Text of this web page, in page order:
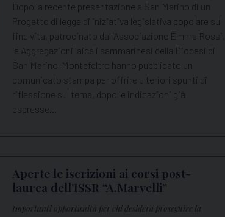
Dopo la recente presentazione a San Marino di un
Progetto di legge di iniziativa legislativa popolare sul
fine vita, patrocinato dall’Associazione Emma Rossi,
le Aggregazioni laicali sammarinesi della Diocesi di
San Marino-Montefeltro hanno pubblicato un
comunicato stampa per offrire ulteriori spunti di
riflessione sul tema, dopo le indicazioni già
espresse…
Aperte le iscrizioni ai corsi post-
laurea dell’ISSR “A.Marvelli”
Importanti opportunità per chi desidera proseguire la